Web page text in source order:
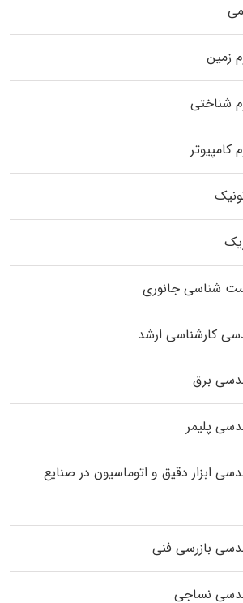
زمین
شناختی
کامپیوتر
شناسی جانوری
کارشناسی ارشد
برق
پلیمر
ابزار دقیق و اتوماسیون در صنایع
بازرسی فنی
نساجی